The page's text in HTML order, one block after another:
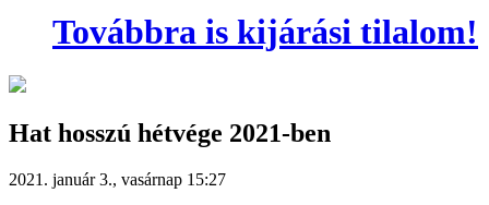
Továbbra is kijárási tilalom!
Hat hosszú hétvége 2021-ben
2021. január 3., vasárnap 15:27